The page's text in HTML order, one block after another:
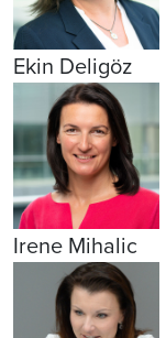
Ekin Deligöz
Irene Mihalic